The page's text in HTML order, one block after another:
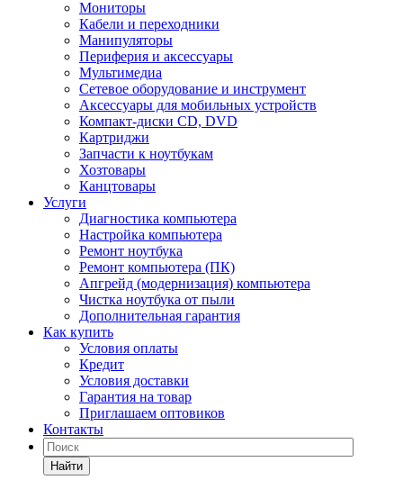
Мониторы
Кабели и переходники
Манипуляторы
Периферия и аксессуары
Мультимедиа
Сетевое оборудование и инструмент
Аксессуары для мобильных устройств
Компакт-диски CD, DVD
Картриджи
Запчасти к ноутбукам
Хозтовары
Канцтовары
Услуги
Диагностика компьютера
Настройка компьютера
Ремонт ноутбука
Ремонт компьютера (ПК)
Апгрейд (модернизация) компьютера
Чистка ноутбука от пыли
Дополнительная гарантия
Как купить
Условия оплаты
Кредит
Условия доставки
Гарантия на товар
Приглашаем оптовиков
Контакты
Найти